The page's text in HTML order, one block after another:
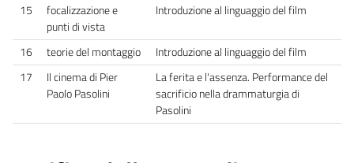
15
focalizzazione e
punti di vista
Introduzione al linguaggio del film
16 teorie del montaggio
Introduzione al linguaggio del film
17
Il cinema di Pier
Paolo Pasolini
La ferita e l'assenza. Performance del
sacrificio nella drammaturgia di
Pasolini